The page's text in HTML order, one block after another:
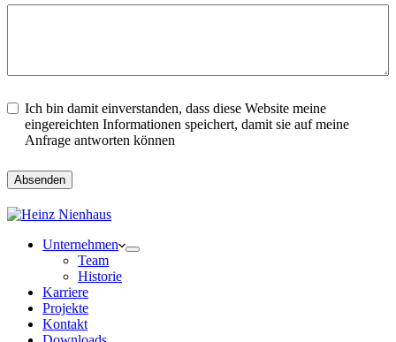
Ich bin damit einverstanden, dass diese Website meine
eingereichten Informationen speichert, damit sie auf meine
Anfrage antworten können
Absenden
Unternehmen
Team
Historie
Karriere
Projekte
Kontakt